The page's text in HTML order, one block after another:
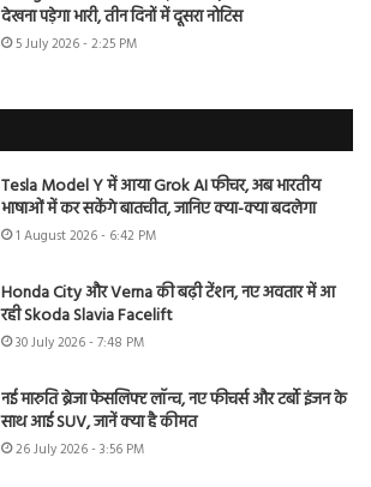
देखना पड़ेगा भारी, तीन दिनों में दूसरा नोटिस
5 July 2026 - 2:25 PM
Tesla Model Y में आया Grok AI फीचर, अब भारतीय
भाषाओं में कर सकेंगे बातचीत, जानिए क्या-क्या बदलेगा
1 August 2026 - 6:42 PM
Honda City और Verna की बढ़ी टेंशन, नए अवतार में आ
रही Skoda Slavia Facelift
30 July 2026 - 7:48 PM
नई मारुति ब्रेजा फेसलिफ्ट लॉन्च, नए फीचर्स और टर्बो इंजन के
साथ आई SUV, जानें क्या है कीमत
26 July 2026 - 3:56 PM